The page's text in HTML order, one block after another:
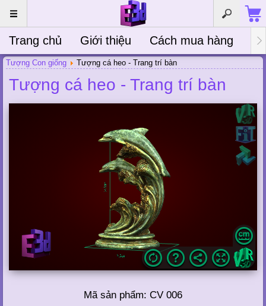
Trang chủ Giới thiệu Cách mua hàng
Tượng Con giống Tượng cá heo - Trang trí bàn
Tượng cá heo - Trang trí bàn
Mã sản phẩm: CV 006